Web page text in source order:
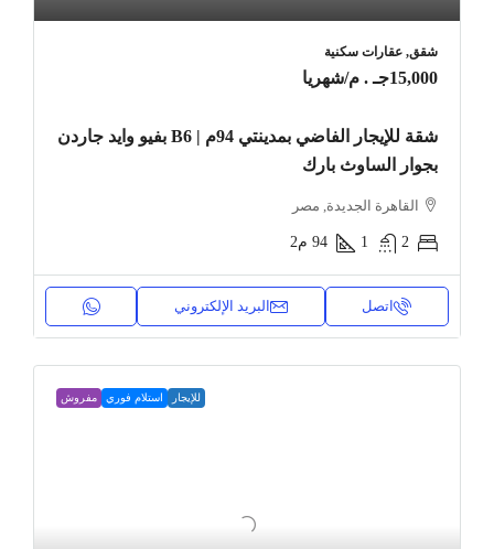
شقق, عقارات سكنية
15,000جـ . م /شهريا
شقة للإيجار الفاضي بمدينتي 94م | B6 بفيو وايد جاردن
بجوار الساوث بارك
القاهرة الجديدة, مصر
2
1
94 م2
اتصل البريد الإلكتروني
للإيجار استلام فوري مفروش